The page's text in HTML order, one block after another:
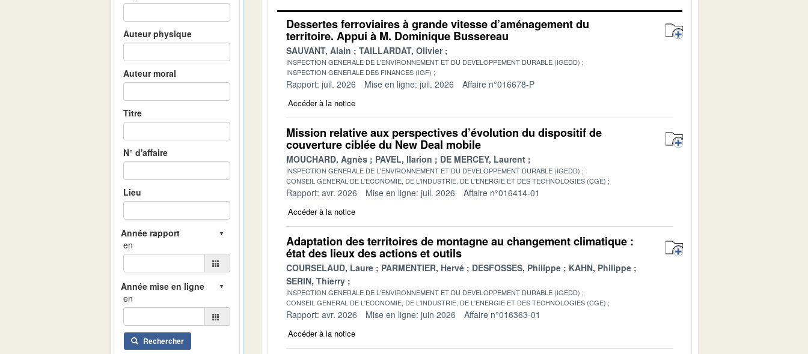
Auteur physique
Auteur moral
Titre
N° d'affaire
Lieu
en
en
Rechercher
Dessertes ferroviaires à grande vitesse d’aménagement du
territoire. Appui à M. Dominique Bussereau
SAUVANT, Alain TAILLARDAT, Olivier
INSPECTION GENERALE DE L'ENVIRONNEMENT ET DU DEVELOPPEMENT DURABLE (IGEDD)
INSPECTION GENERALE DES FINANCES (IGF)
Rapport: juil. 2026 Mise en ligne: juil. 2026 Affaire n°016678-P
Accéder à la notice
Mission relative aux perspectives d’évolution du dispositif de
couverture ciblée du New Deal mobile
MOUCHARD, Agnès PAVEL, Ilarion DE MERCEY, Laurent
INSPECTION GENERALE DE L'ENVIRONNEMENT ET DU DEVELOPPEMENT DURABLE (IGEDD)
CONSEIL GENERAL DE L'ECONOMIE, DE L'INDUSTRIE, DE L'ENERGIE ET DES TECHNOLOGIES (CGE)
Rapport: avr. 2026 Mise en ligne: juil. 2026 Affaire n°016414-01
Accéder à la notice
Adaptation des territoires de montagne au changement climatique :
état des lieux des actions et outils
COURSELAUD, Laure PARMENTIER, Hervé DESFOSSES, Philippe
KAHN, Philippe
SERIN, Thierry
INSPECTION GENERALE DE L'ENVIRONNEMENT ET DU DEVELOPPEMENT DURABLE (IGEDD)
CONSEIL GENERAL DE L'ECONOMIE, DE L'INDUSTRIE, DE L'ENERGIE ET DES TECHNOLOGIES (CGE)
Rapport: avr. 2026 Mise en ligne: juin 2026 Affaire n°016363-01
Accéder à la notice